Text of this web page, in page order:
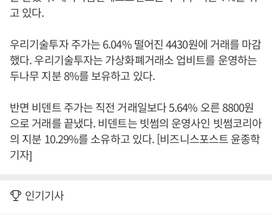
고 있다.
우리기술투자 주가는 6.04% 떨어진 4430원에 거래를 마감
했다. 우리기술투자는 가상화폐거래소 업비트를 운영하는
두나무 지분 8%를 보유하고 있다.
반면 비덴트 주가는 직전 거래일보다 5.64% 오른 8800원
으로 거래를 끝냈다. 비덴트는 빗썸의 운영사인 빗썸코리아
의 지분 10.29%를 소유하고 있다. [비즈니스포스트 윤종학
기자]
인기기사